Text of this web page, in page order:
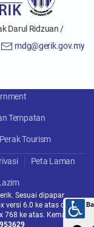
Darul Ridzuan /
mdg@gerik.gov.my
Tempatan
Perak Tourism
Peta Laman
Sesuai dipapar
versi 6.0 ke atas dan
768 ke atas. Kemaskini :